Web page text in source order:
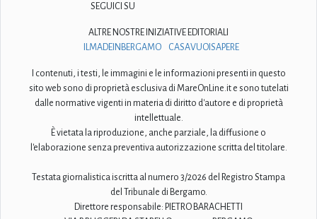
SEGUICI SU
ALTRE NOSTRE INIZIATIVE EDITORIALI
ILMADEINBERGAMO
CASAVUOISAPERE
I contenuti, i testi, le immagini e le informazioni presenti in questo
sito web sono di proprietà esclusiva di MareOnLine.it e sono tutelati
dalle normative vigenti in materia di diritto d'autore e di proprietà
intellettuale.
È vietata la riproduzione, anche parziale, la diffusione o
l'elaborazione senza preventiva autorizzazione scritta del titolare.
Testata giornalistica iscritta al numero 3/2026 del Registro Stampa
del Tribunale di Bergamo.
Direttore responsabile: PIETRO BARACHETTI